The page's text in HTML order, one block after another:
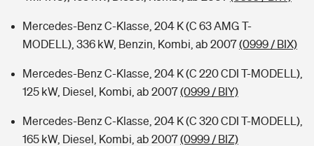
Mercedes-Benz C-Klasse, 204 K (C 63 AMG T-
MODELL), 336 kW, Benzin, Kombi, ab 2007(0999 / BIX)
Mercedes-Benz C-Klasse, 204 K (C 220 CDI T-MODELL),
125 kW, Diesel, Kombi, ab 2007(0999 / BIY)
Mercedes-Benz C-Klasse, 204 K (C 320 CDI T-MODELL),
165 kW, Diesel, Kombi, ab 2007(0999 / BIZ)